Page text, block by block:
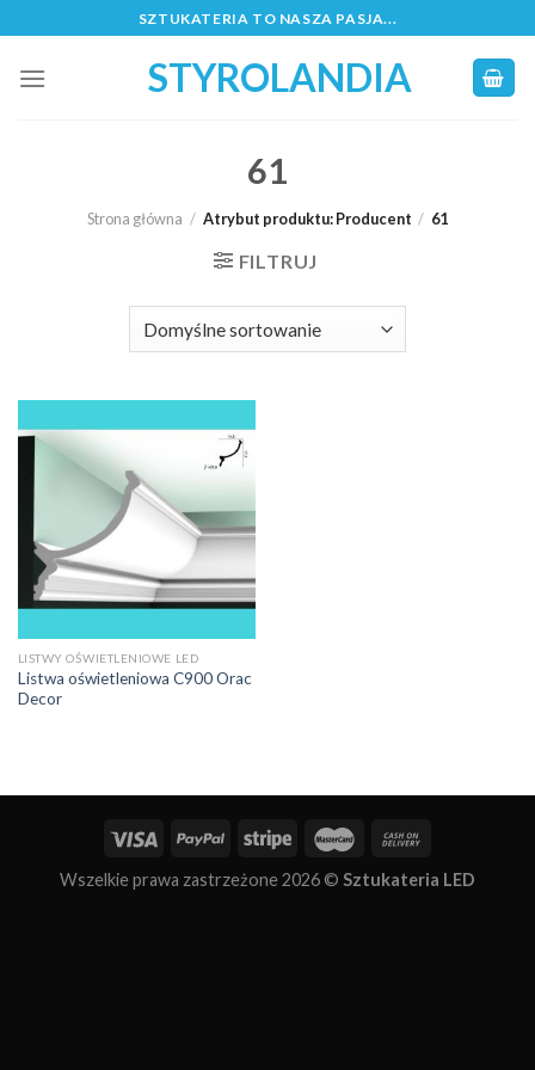
to
content
SZTUKATERIA TO NASZA PASJA...
STYROLANDIA
61
Strona główna / Atrybut produktu: Producent / 61
FILTRUJ
LISTWY OŚWIETLENIOWE LED
Listwa oświetleniowa C900 Orac
Decor
Wszelkie prawa zastrzeżone 2026 © Sztukateria LED